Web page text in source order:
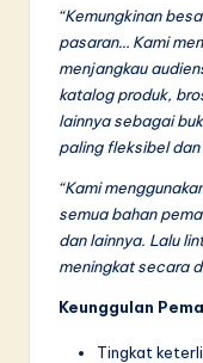
“Kemungkinan
pasaran… Kami
menjangkau
katalog produk,
lainnya sebagai
paling fleksibel dan
“Kami
semua bahan
dan lainnya. Lalu
meningkat secara
Keunggulan
Tingkat